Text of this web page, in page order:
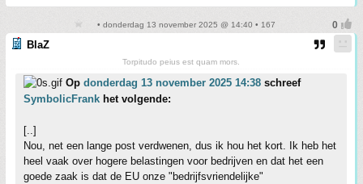
• donderdag 13 november 2025 @ 14:40 • 167
BlaZ
Torpitudo peius est quam mors.
Op donderdag 13 november 2025 14:38 schreef
SymbolicFrank het volgende:
[..]
Nou, net een lange post verdwenen, dus ik hou het kort. Ik heb het
heel vaak over hogere belastingen voor bedrijven en dat het een
goede zaak is dat de EU onze "bedrijfsvriendelijke"